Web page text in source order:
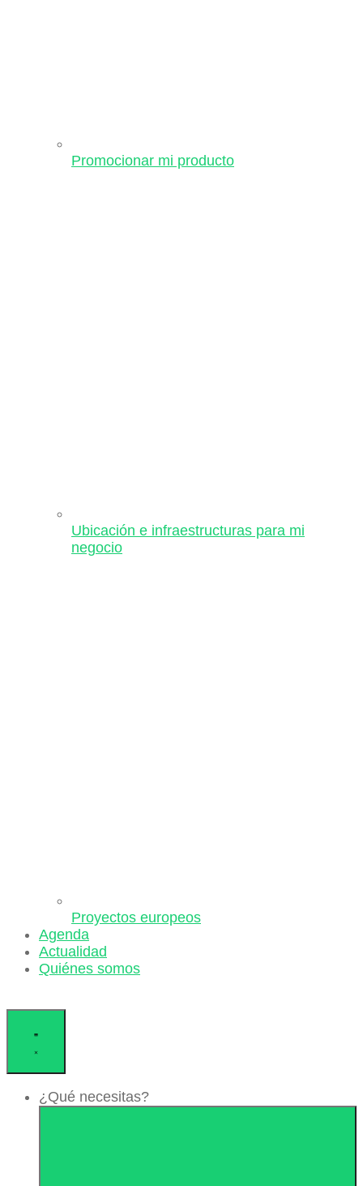
Promocionar mi producto
Ubicación e infraestructuras para mi
negocio
Proyectos europeos
Agenda
Actualidad
Quiénes somos
¿Qué necesitas?